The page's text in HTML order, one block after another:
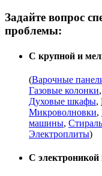
Задайте вопрос
проблемы:
С крупной и
(Варочные
Газовые колонки,
Духовые шкафы,
Микроволновки,
машины,
Электроплиты)
С